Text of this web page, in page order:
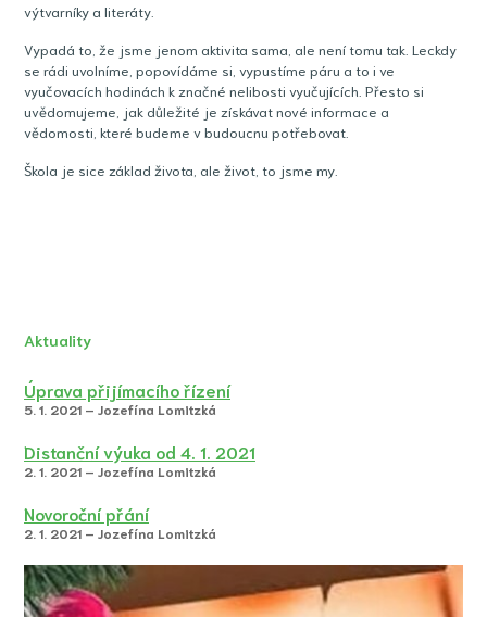
výtvarníky a literáty.
Vypadá to, že jsme jenom aktivita sama, ale není tomu tak. Leckdy
se rádi uvolníme, popovídáme si, vypustíme páru a to i ve
vyučovacích hodinách k značné nelibosti vyučujících. Přesto si
uvědomujeme, jak důležité je získávat nové informace a
vědomosti, které budeme v budoucnu potřebovat.
Škola je sice základ života, ale život, to jsme my.
Aktuality
Úprava přijímacího řízení
5. 1. 2021 – Jozefína Lomitzká
Distanční výuka od 4. 1. 2021
2. 1. 2021 – Jozefína Lomitzká
Novoroční přání
2. 1. 2021 – Jozefína Lomitzká